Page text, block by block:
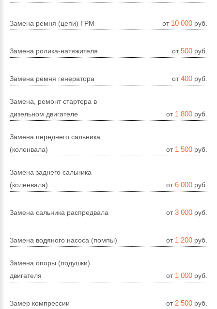
Замена ремня (цепи) ГРМ от 10 000 руб.
Замена ролика-натяжителя от500 руб.
Замена ремня генератора от400 руб.
Замена, ремонт стартера в
дизельном двигателе
от 1 800 руб.
Замена переднего сальника
(коленвала)
от 1 500 руб.
Замена заднего сальника
(коленвала)
от6 000 руб.
Замена сальника распредвала от3 000 руб.
Замена водяного насоса (помпы) от 1 200 руб.
Замена опоры (подушки)
двигателя
от 1 000 руб.
Замер компрессии от 2 500 руб.